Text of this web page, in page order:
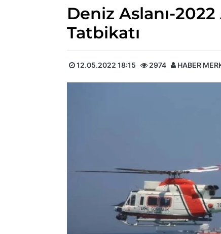
Deniz Aslanı-
Tatbikatı
12.05.2022 18:15 2974 HABER